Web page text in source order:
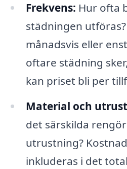
Frekvens: Hur ofta
städningen utföras?
månadsvis eller
oftare städning
kan priset bli per
Material och
det särskilda
utrustning?
inkluderas i det